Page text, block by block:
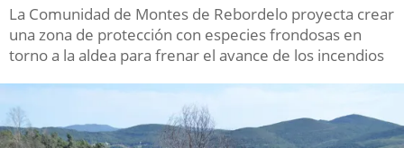
La Comunidad de Montes de Rebordelo proyecta crear
una zona de protección con especies frondosas en
torno a la aldea para frenar el avance de los incendios